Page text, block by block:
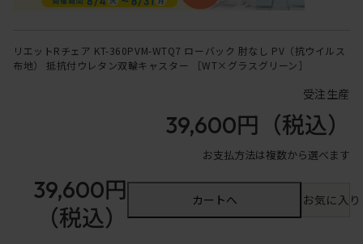
リエットRチェア KT-360PVM-WTQ7 ローバック 肘なし PV（抗ウイルス
布地） 抵抗付ウレタン双輪キャスター ［WT×グラスグリーン］
受注生産
39,600円 （税込）
お支払方法は複数から選べます
39,600円
（税込）
カートへ お気に入